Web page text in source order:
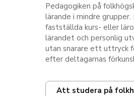
Pedagogiken på
lärande i mindre
fastställda kurs- eller
lärandet och personlig
utan snarare ett uttryck
efter deltagarnas
Att studera på